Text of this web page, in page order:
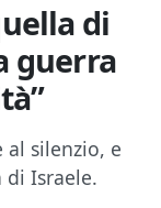
di
guerra
al silenzio, e
Israele.